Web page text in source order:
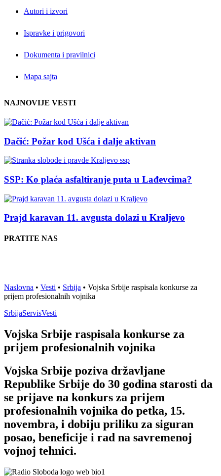
Autori i izvori
Ispravke i prigovori
Dokumenta i pravilnici
Mapa sajta
NAJNOVIJE VESTI
Dačić: Požar kod Ušća i dalje aktivan
SSP: Ko plaća asfaltiranje puta u Lađevcima?
Prajd karavan 11. avgusta dolazi u Kraljevo
PRATITE NAS
Naslovna • Vesti • Srbija • Vojska Srbije raspisala konkurse za
prijem profesionalnih vojnika
SrbijaServisVesti
Vojska Srbije raspisala konkurse za
prijem profesionalnih vojnika
Vojska Srbije poziva državljane
Republike Srbije do 30 godina starosti da
se prijave na konkurs za prijem
profesionalnih vojnika do petka, 15.
novembra, i dobiju priliku za siguran
posao, beneficije i rad na savremenoj
vojnoj tehnici.